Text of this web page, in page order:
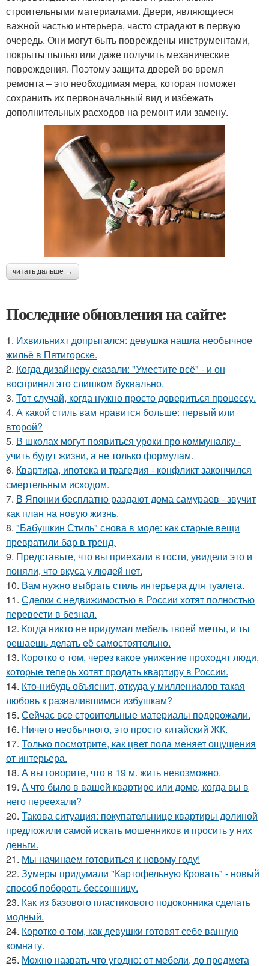
строительными материалами. Двери, являющиеся
важной частью интерьера, часто страдают в первую
очередь. Они могут быть повреждены инструментами,
покрыты пылью или даже получить механические
повреждения. Поэтому защита дверей во время
ремонта – это необходимая мера, которая поможет
сохранить их первоначальный вид и избежать
дополнительных расходов на ремонт или замену.
читать дальше →
Последние обновления на сайте:
1. Ихвильнихт допрыгался: девушка нашла необычное
жильё в Пятигорске.
2. Когда дизайнеру сказали: "Уместите всё" - и он
воспринял это слишком буквально.
3. Тот случай, когда нужно просто довериться процессу.
4. А какой стиль вам нравится больше: первый или
второй?
5. В школах могут появиться уроки про коммуналку -
учить будут жизни, а не только формулам.
6. Квартира, ипотека и трагедия - конфликт закончился
смертельным исходом.
7. В Японии бесплатно раздают дома самураев - звучит
как план на новую жизнь.
8. "Бабушкин Стиль" снова в моде: как старые вещи
превратили бар в тренд.
9. Представьте, что вы приехали в гости, увидели это и
поняли, что вкуса у людей нет.
10. Вам нужно выбрать стиль интерьера для туалета.
11. Сделки с недвижимостью в России хотят полностью
перевести в безнал.
12. Когда никто не придумал мебель твоей мечты, и ты
решаешь делать её самостоятельно.
13. Коротко о том, через какое унижение проходят люди,
которые теперь хотят продать квартиру в России.
14. Кто-нибудь объяснит, откуда у миллениалов такая
любовь к развалившимся избушкам?
15. Сейчас все строительные материалы подорожали.
16. Ничего необычного, это просто китайский ЖК.
17. Только посмотрите, как цвет пола меняет ощущения
от интерьера.
18. А вы говорите, что в 19 м. жить невозможно.
19. А что было в вашей квартире или доме, когда вы в
него переехали?
20. Такова ситуация: покупательнице квартиры долиной
предложили самой искать мошенников и просить у них
деньги.
21. Мы начинаем готовиться к новому году!
22. Зумеры придумали "Картофельную Кровать" - новый
способ побороть бессонницу.
23. Как из базового пластикового подоконника сделать
модный.
24. Коротко о том, как девушки готовят себе ванную
комнату.
25. Можно назвать что угодно: от мебели, до предмета